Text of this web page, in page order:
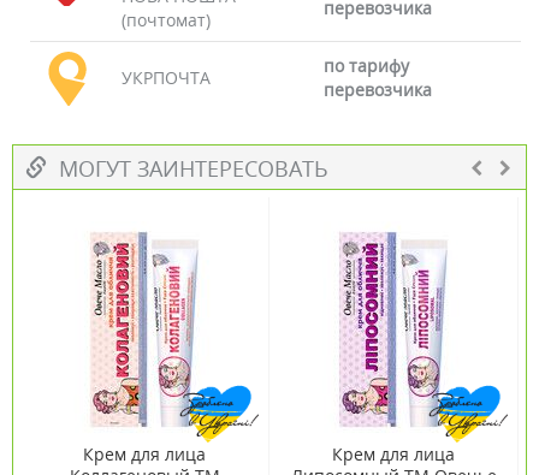
(почтомат)
перевозчика
УКРПОЧТА
по тарифу
перевозчика
МОГУТ ЗАИНТЕРЕСОВАТЬ
Крем для лица
Крем для лица